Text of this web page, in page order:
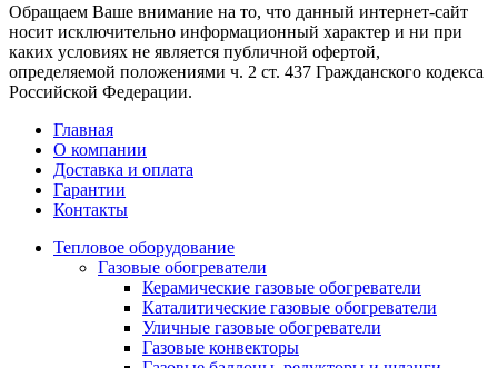
Обращаем Ваше внимание на то, что данный интернет-сайт
носит исключительно информационный характер и ни при
каких условиях не является публичной офертой,
определяемой положениями ч. 2 ст. 437 Гражданского кодекса
Российской Федерации.
Главная
О компании
Доставка и оплата
Гарантии
Контакты
Тепловое оборудование
Газовые обогреватели
Керамические газовые обогреватели
Каталитические газовые обогреватели
Уличные газовые обогреватели
Газовые конвекторы